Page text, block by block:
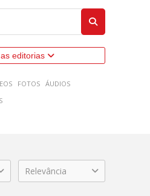
editorias
FOTOS ÁUDIOS
Relevância